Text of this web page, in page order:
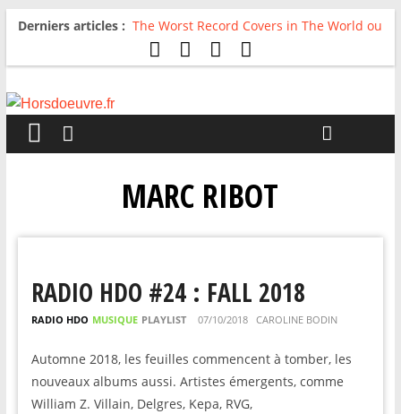
Derniers articles : The Worst Record Covers in The World ou
Comment rire du pire
Avril 2026 : C’est dans les vieux pots
For The First Time, Again : Tyler Ballgame
MARC RIBOT
RADIO HDO #24 : FALL 2018
RADIO HDO MUSIQUE PLAYLIST 07/10/2018 CAROLINE BODIN
Automne 2018, les feuilles commencent à tomber, les
nouveaux albums aussi. Artistes émergents, comme
William Z. Villain, Delgres, Kepa, RVG,